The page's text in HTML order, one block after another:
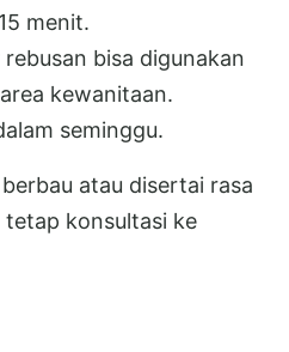
menit.
bisa digunakan
kewanitaan.
seminggu.
atau disertai rasa
konsultasi ke